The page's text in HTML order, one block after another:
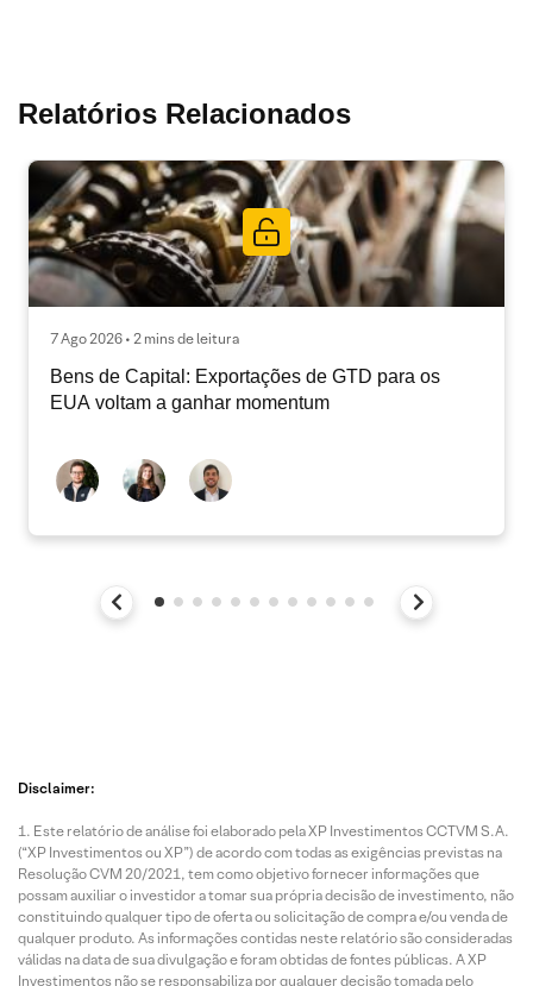
Relatórios Relacionados
7 Ago 2026 • 2 mins de leitura
Bens de Capital: Exportações de GTD para os
EUA voltam a ganhar momentum
Disclaimer:
Este relatório de análise foi elaborado pela XP Investimentos CCTVM S.A.
(“XP Investimentos ou XP”) de acordo com todas as exigências previstas na
Resolução CVM 20/2021, tem como objetivo fornecer informações que
possam auxiliar o investidor a tomar sua própria decisão de investimento, não
constituindo qualquer tipo de oferta ou solicitação de compra e/ou venda de
qualquer produto. As informações contidas neste relatório são consideradas
válidas na data de sua divulgação e foram obtidas de fontes públicas. A XP
Investimentos não se responsabiliza por qualquer decisão tomada pelo